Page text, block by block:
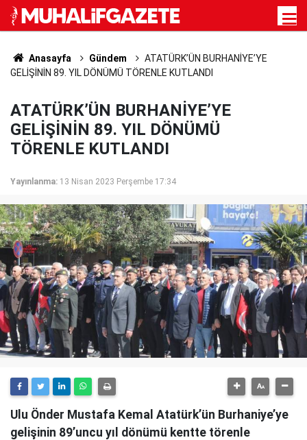
Anasayfa Gündem
ATATÜRK’ÜN BURHANİYE’YE
GELİŞİNİN 89. YIL DÖNÜMÜ TÖRENLE KUTLANDI
ATATÜRK’ÜN BURHANİYE’YE
GELİŞİNİN 89. YIL DÖNÜMÜ
TÖRENLE KUTLANDI
Yayınlanma: 13 Nisan 2023 Perşembe 17:34
Ulu Önder Mustafa Kemal Atatürk’ün Burhaniye’ye
gelişinin 89’uncu yıl dönümü kentte törenle